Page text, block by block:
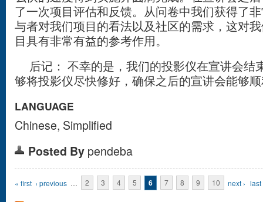
了一次项目评估和反馈。从问卷中我们获得了
与者对我们项目的看法以及社区的需求，这对
目具有非常有益的参考作用。
后记： 不幸的是，我们的投影仪在宣讲会结
够将投影仪尽快修好，确保之后的宣讲会能够
LANGUAGE
Chinese, Simplified
Posted By pendeba
Pages
« first ‹ previous … 2 3 4 5 6 7 8 9 10 next › last